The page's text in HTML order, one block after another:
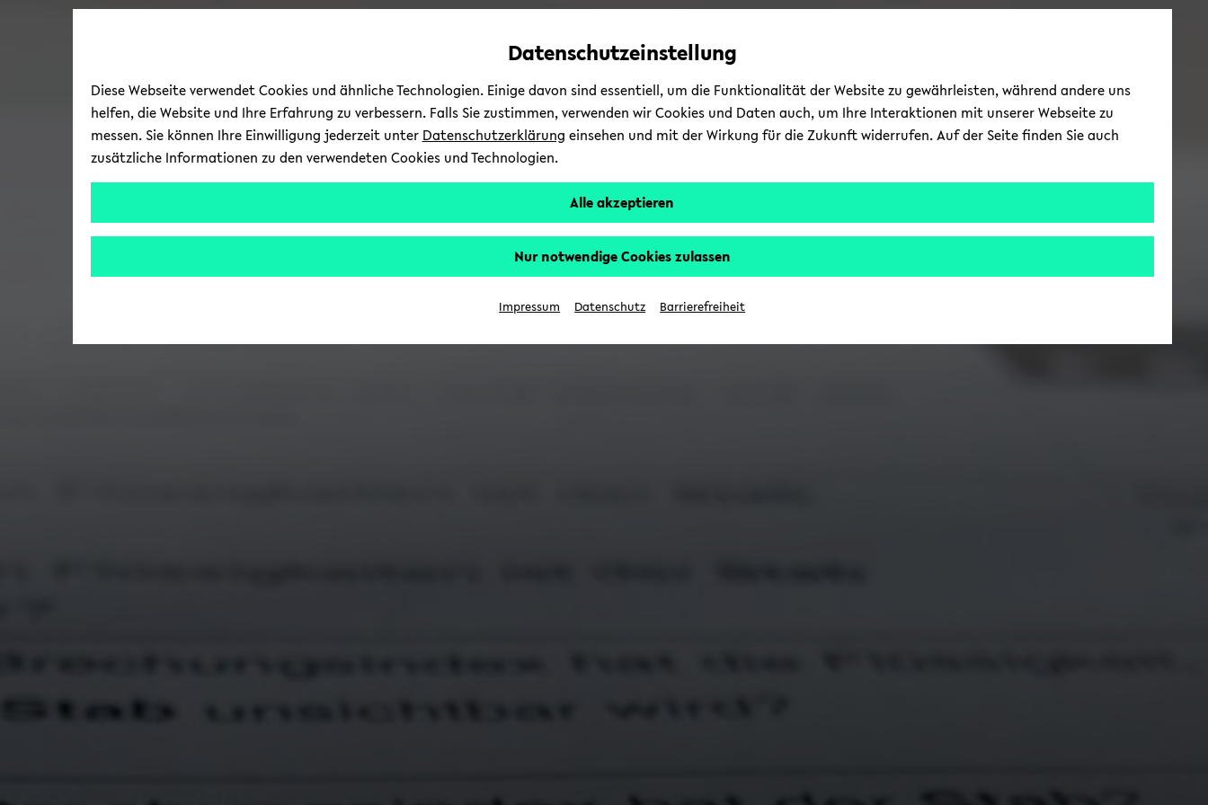
Automatische
vermeiden
skip
main
skip
main
skip
footer
Datenschutzeinstellung
Diese Webseite verwendet Cookies und ähnliche Technologien. Einige davon sind essentiell, um die Funktionalität der Website zu gewährleisten, während andere uns
helfen, die Website und Ihre Erfahrung zu verbessern. Falls Sie zustimmen, verwenden wir Cookies und Daten auch, um Ihre Interaktionen mit unserer Webseite zu
messen. Sie können Ihre Einwilligung jederzeit unter Datenschutzerklärung einsehen und mit der Wirkung für die Zukunft widerrufen. Auf der Seite finden Sie auch
zusätzliche Informationen zu den verwendeten Cookies und Technologien.
Alle akzeptieren
Nur notwendige Cookies zulassen
Impressum Datenschutz Barrierefreiheit